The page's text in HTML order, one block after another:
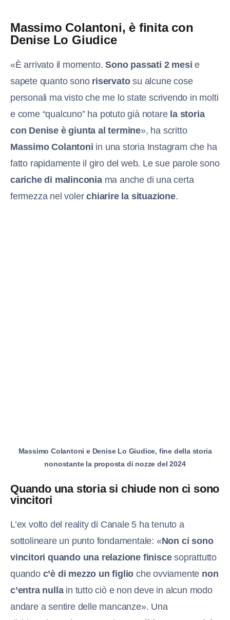
Massimo Colantoni, è finita con
Denise Lo Giudice
«È arrivato il momento.Sono passati 2 mesi e
sapete quanto sono riservatosu alcune cose
personali ma visto che me lo state scrivendo in molti
e come “qualcuno” ha potuto già notare la storia
con Denise è giunta al termine», ha scritto
Massimo Colantoni in una storia Instagram che ha
fatto rapidamente il giro del web. Le sue parole sono
cariche di malinconiama anche di una certa
fermezza nel volerchiarire la situazione.
Massimo Colantoni e Denise Lo Giudice, fine della storia
nonostante la proposta di nozze del 2024
Quando una storia si chiude non ci sono
vincitori
L’ex volto del reality di Canale 5 ha tenuto a
sottolineare un punto fondamentale: «Non ci sono
vincitori quando una relazione finiscesoprattutto
quando c’è di mezzo un figlio che ovviamente non
c’entra nullain tutto ciò e non deve in alcun modo
andare a sentire delle mancanze». Una